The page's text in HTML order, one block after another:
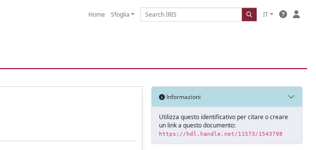
Home Sfoglia IT
Informazioni
Utilizza questo identificativo per citare o creare
un link a questo documento:
https://hdl.handle.net/11573/1543798